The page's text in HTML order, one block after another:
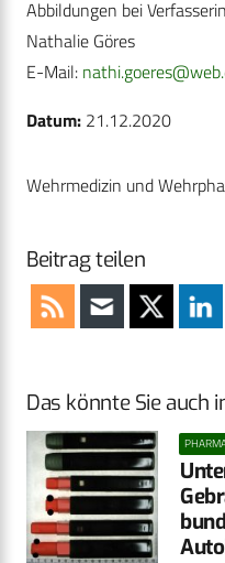
Abbildungen bei Verfasserin
Nathalie Göres
E-Mail:
Datum: 21.12.2020
Wehrmedizin und
Beitrag teilen
Das könnte Sie auch